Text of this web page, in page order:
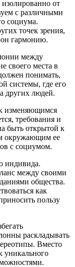
от
с различными
социума.
точек зрения,
гармонию.
между
своего места в
понимать,
системы, где его
других людей.
изменяющимся
требования и
быть открытой к
окружающим ее
с социумом.
индивида.
между своими
общества.
как
пользу
раскладывать
Вместо
уникального